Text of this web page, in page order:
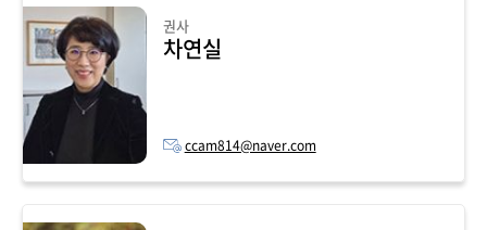
권사
차연실
ccam814@naver.com